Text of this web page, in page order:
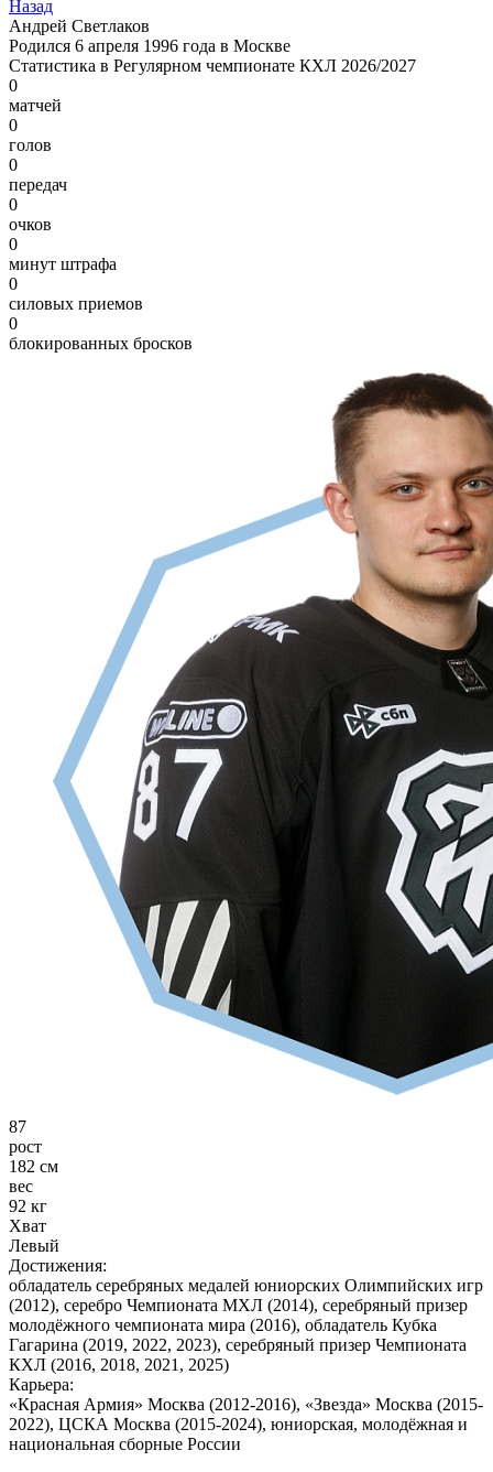
Назад
Андрей Светлаков
Родился 6 апреля 1996 года в Москве
Статистика в Регулярном чемпионате КХЛ 2026/2027
0
матчей
0
голов
0
передач
0
очков
0
минут штрафа
0
силовых приемов
0
блокированных бросков
87
рост
182 см
вес
92 кг
Хват
Левый
Достижения:
обладатель серебряных медалей юниорских Олимпийских игр
(2012), серебро Чемпионата МХЛ (2014), серебряный призер
молодёжного чемпионата мира (2016), обладатель Кубка
Гагарина (2019, 2022, 2023), серебряный призер Чемпионата
КХЛ (2016, 2018, 2021, 2025)
Карьера:
«Красная Армия» Москва (2012-2016), «Звезда» Москва (2015-
2022), ЦСКА Москва (2015-2024), юниорская, молодёжная и
национальная сборные России